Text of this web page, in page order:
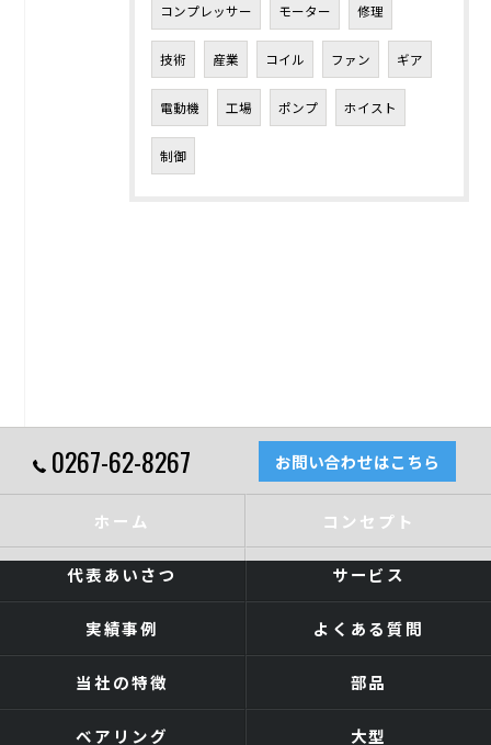
コンプレッサー モーター 修理
技術 産業 コイル ファン ギア
電動機 工場 ポンプ ホイスト
制御
0267-62-8267 お問い合わせはこちら
ホーム コンセプト
代表あいさつ サービス
実績事例 よくある質問
当社の特徴 部品
ベアリング 大型